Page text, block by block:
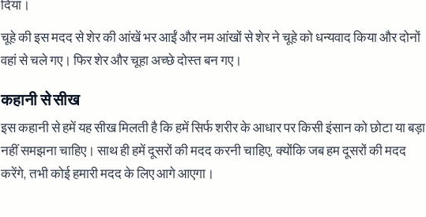
दिया।
चूहे की इस मदद से शेर की आंखें भर आईं और नम आंखों से शेर ने चूहे को धन्यवाद किया और दोनों
वहां से चले गए। फिर शेर और चूहा अच्छे दोस्त बन गए।
कहानी से सीख
इस कहानी से हमें यह सीख मिलती है कि हमें सिर्फ शरीर के आधार पर किसी इंसान को छोटा या बड़ा
नहीं समझना चाहिए। साथ ही हमें दूसरों की मदद करनी चाहिए, क्योंकि जब हम दूसरों की मदद
करेंगे, तभी कोई हमारी मदद के लिए आगे आएगा।